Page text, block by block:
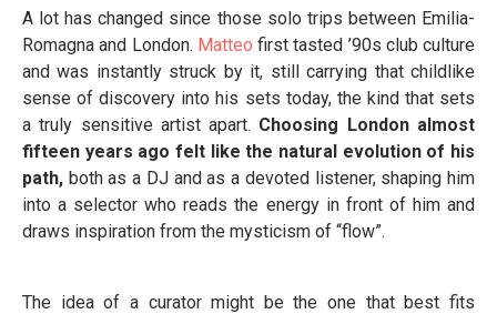
A lot has changed since those solo trips between Emilia-
Romagna and London. Matteo first tasted ’90s club culture
and was instantly struck by it, still carrying that childlike
sense of discovery into his sets today, the kind that sets
a truly sensitive artist apart. Choosing London almost
fifteen years ago felt like the natural evolution of his
path, both as a DJ and as a devoted listener, shaping him
into a selector who reads the energy in front of him and
draws inspiration from the mysticism of “flow”.
The idea of a curator might be the one that best fits